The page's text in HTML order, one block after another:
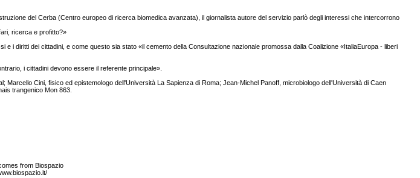
del Cerba (Centro europeo di ricerca biomedica avanzata), il giornalista autore del servizio parlò degli interessi che intercorrono
ricerca e profitto?»
i diritti dei cittadini, e come questo sia stato «il cemento della Consultazione nazionale promossa dalla Coalizione «ItaliaEuropa - liberi
i cittadini devono essere il referente principale».
Cini, fisico ed epistemologo dell'Università La Sapienza di Roma; Jean-Michel Panoff, microbiologo dell'Università di Caen
trangenico Mon 863.
from Biospazio